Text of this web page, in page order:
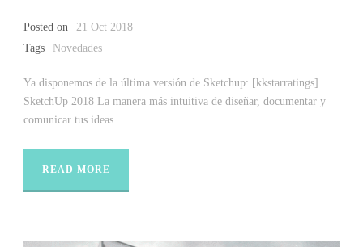
Posted on
21 Oct 2018
Tags
Novedades
Ya disponemos de la última versión de Sketchup: [kkstarratings]
SketchUp 2018 La manera más intuitiva de diseñar, documentar y
comunicar tus ideas...
READ MORE